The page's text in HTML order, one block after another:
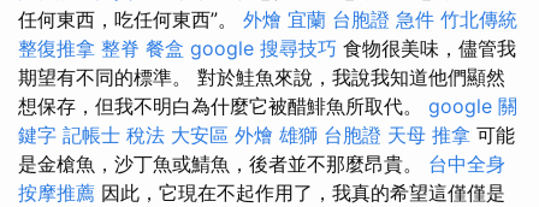
任何東西，吃任何東西”。 外燴 宜蘭 台胞證 急件 竹北傳統
整復推拿 整脊 餐盒 google 搜尋技巧 食物很美味，儘管我
期望有不同的標準。 對於鮭魚來說，我說我知道他們顯然
想保存，但我不明白為什麼它被醋鯡魚所取代。 google 關
鍵字 記帳士 稅法 大安區 外燴 雄獅 台胞證 天母 推拿 可能
是金槍魚，沙丁魚或鯖魚，後者並不那麼昂貴。 台中全身
按摩推薦 因此，它現在不起作用了，我真的希望這僅僅是